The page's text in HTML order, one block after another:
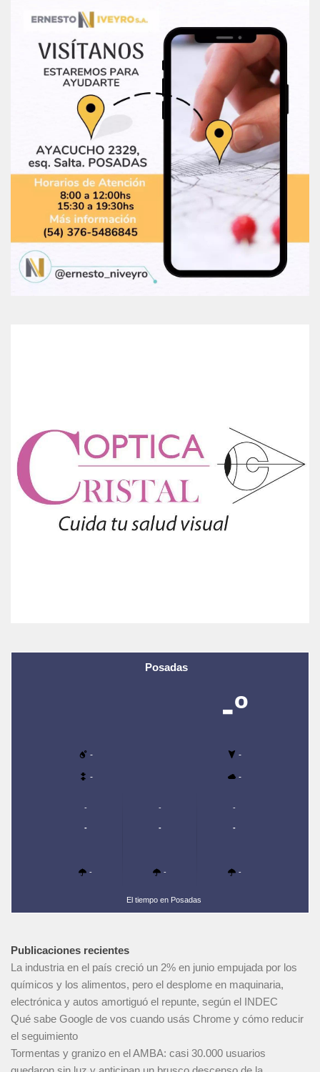
Posadas
-º
- -
- -
-
-
-
-
-
-
-
-
-
El tiempo en Posadas
Publicaciones recientes
La industria en el país creció un 2% en junio empujada por los
químicos y los alimentos, pero el desplome en maquinaria,
electrónica y autos amortiguó el repunte, según el INDEC
Qué sabe Google de vos cuando usás Chrome y cómo reducir
el seguimiento
Tormentas y granizo en el AMBA: casi 30.000 usuarios